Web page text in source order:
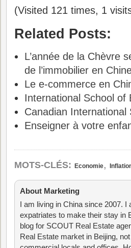
(Visited 121 times, 1
Related Posts:
L’année de la Chèvre
de l’immobilier en
Le e-commerce en
International School of
Canadian
Enseigner à votre
MOTS-CLÉS: Economie,
About Marketing
I am living in China since 2007.
expatriates to make their stay in
blog for SCOUT Real Estate
Real Estate market in Beijing,